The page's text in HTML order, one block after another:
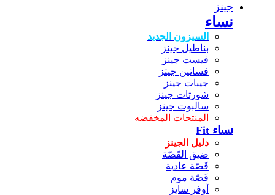
جينز
نساء
السيزون الجديد
بناطيل جينز
فيست جينز
فساتين جيتز
جيبات جينز
شورتات جينز
سالبوت جينز
المنتجات المخفضه
نساء Fit
دليل الجينز
ضيق القَصّة
قَصّة عادية
قَصّة موم
أوفر سايز